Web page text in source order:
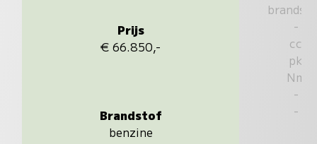
Prijs
€ 66.850,-
Brandstof
benzine
-
cc
pk
Nm
-
-